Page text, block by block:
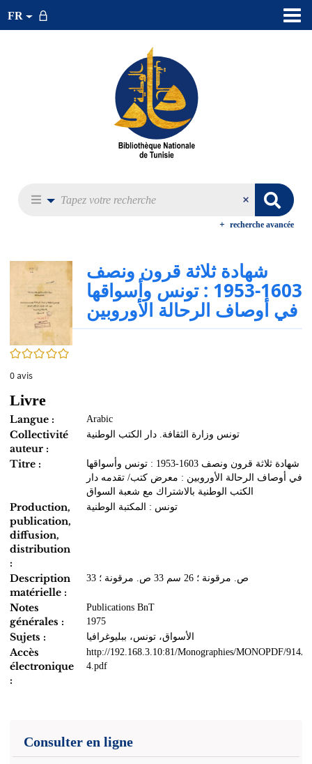
FR
recherche avancée
0/5
0avis
شهادة ثلاثة قرون ونصف
1603-1953 : تونس وأسواقها
في أوصاف الرحالة الأوروبين
Livre
Langue : Arabic
Collectivité
auteur :
تونس وزارة الثقافة. دار الكتب الوطنية
Titre :
شهادة ثلاثة قرون ونصف 1603-1953 : تونس وأسواقها
في أوصاف الرحالة الأوروبين : معرض كتب/ تقدمه دار
الكتب الوطنية بالاشتراك مع شعبة السواق
Production,
publication,
diffusion,
distribution
:
تونس : المكتبة الوطنية
Description
matérielle :
33 ص. مرقونة ؛ 26 سم 33 ص. مرقونة ؛
Notes
générales :
Publications BnT
1975
Sujets : الأسواق، تونس، ببليوغرافيا
Accès
électronique
:
http://192.168.3.10:81/Monographies/MONOPDF/914A-
4.pdf
Consulter en ligne